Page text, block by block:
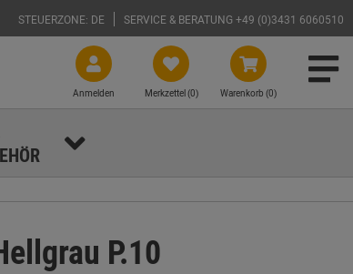
STEUERZONE: DE SERVICE & BERATUNG +49 (0)3431 6060510
Warenkorb (0)
Merkzettel (0)
Anmelden
P.10